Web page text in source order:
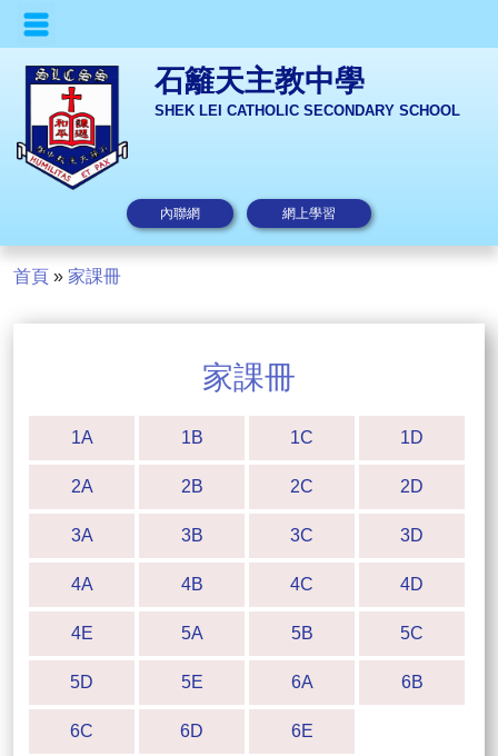
石籬天主教中學
SHEK LEI CATHOLIC SECONDARY SCHOOL
內聯網 網上學習
首頁 » 家課冊
家課冊
1A 1B 1C 1D
2A 2B 2C 2D
3A 3B 3C 3D
4A 4B 4C 4D
4E 5A 5B 5C
5D 5E 6A 6B
6C 6D 6E